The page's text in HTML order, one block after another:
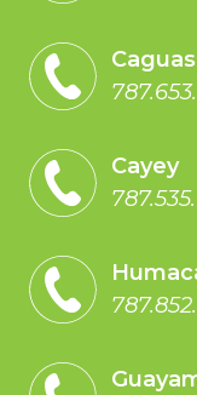
Caguas
Cayey